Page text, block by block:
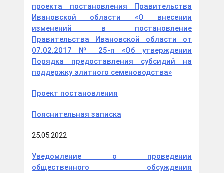
проекта постановления Правительства
Ивановской области «О внесении
изменений в постановление
Правительства Ивановской области от
07.02.2017 № 25-п «Об утверждении
Порядка предоставления субсидий на
поддержку элитного семеноводства»
Проект постановления
Пояснительная записка
25.05.2022
Уведомление о проведении
общественного обсуждения